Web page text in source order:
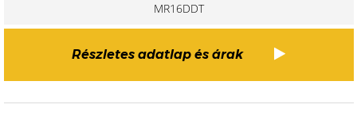
MR16DDT
Részletes adatlap és árak